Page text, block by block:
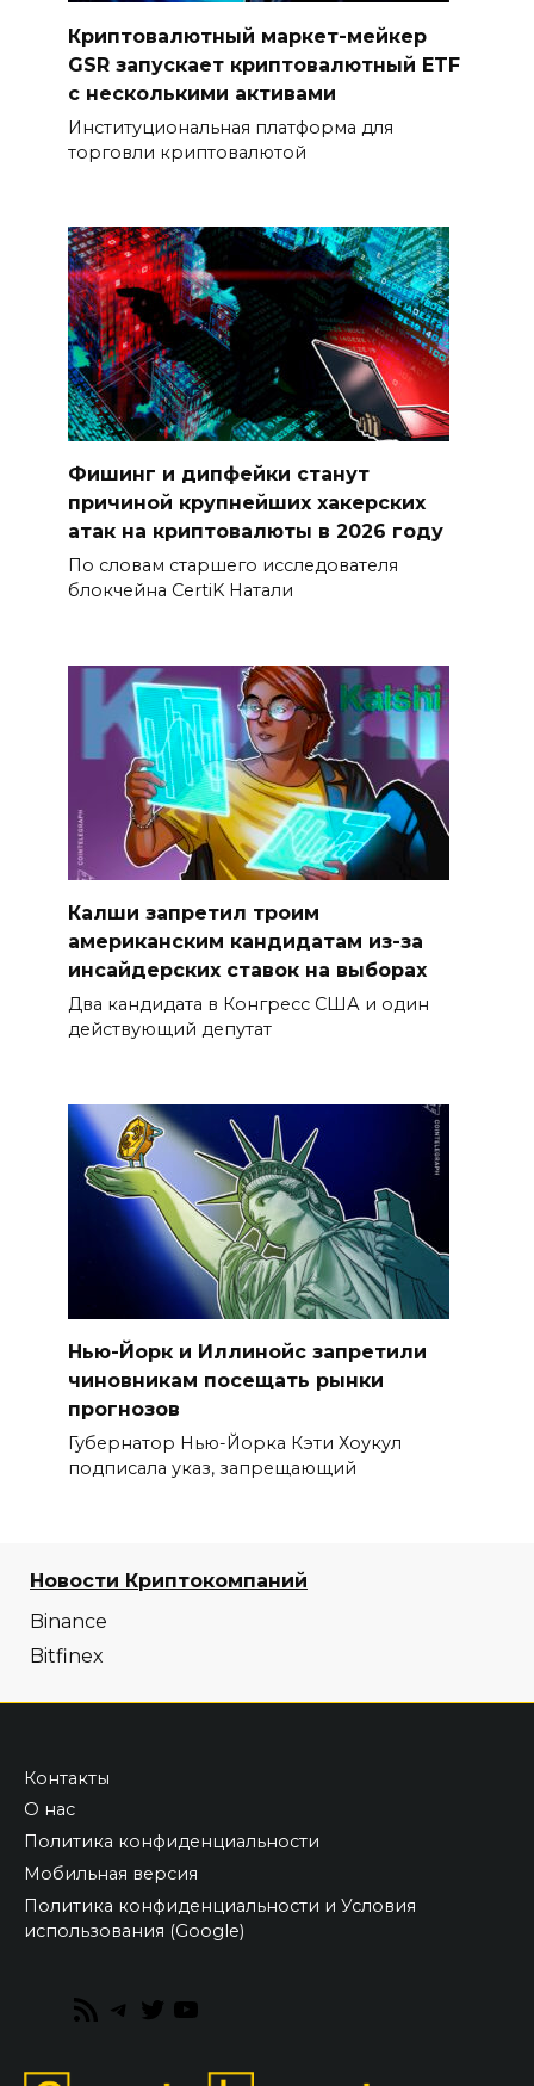
Криптовалютный маркет-мейкер
GSR запускает криптовалютный ETF
с несколькими активами
Институциональная платформа для
торговли криптовалютой
Фишинг и дипфейки станут
причиной крупнейших хакерских
атак на криптовалюты в 2026 году
По словам старшего исследователя
блокчейна CertiK Натали
Калши запретил троим
американским кандидатам из-за
инсайдерских ставок на выборах
Два кандидата в Конгресс США и один
действующий депутат
Нью-Йорк и Иллинойс запретили
чиновникам посещать рынки
прогнозов
Губернатор Нью-Йорка Кэти Хоукул
подписала указ, запрещающий
Новости Криптокомпаний
Binance
Bitfinex
Контакты
О нас
Политика конфиденциальности
Мобильная версия
Политика конфиденциальности и Условия
использования (Google)
RSS
Telegram
Twitter